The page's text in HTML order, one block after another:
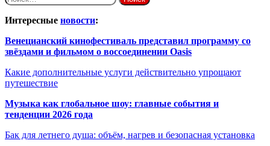
Интересные новости:
Венецианский кинофестиваль представил программу со
звёздами и фильмом о воссоединении Oasis
Какие дополнительные услуги действительно упрощают
путешествие
Музыка как глобальное шоу: главные события и
тенденции 2026 года
Бак для летнего душа: объём, нагрев и безопасная установка